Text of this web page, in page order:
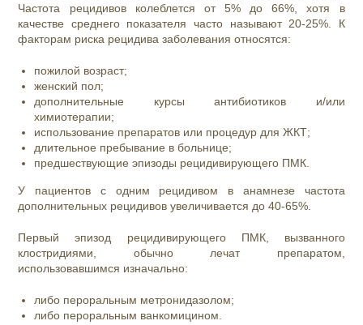
Частота рецидивов колеблется от 5% до 66%, хотя в
качестве среднего показателя часто называют 20-25%. К
факторам риска рецидива заболевания относятся:
пожилой возраст;
женский пол;
дополнительные курсы антибиотиков и/или
химиотерапии;
использование препаратов или процедур для ЖКТ;
длительное пребывание в больнице;
предшествующие эпизоды рецидивирующего ПМК.
У пациентов с одним рецидивом в анамнезе частота
дополнительных рецидивов увеличивается до 40-65%.
Первый эпизод рецидивирующего ПМК, вызванного
клостридиями, обычно лечат препаратом,
использовавшимся изначально:
либо пероральным метронидазолом;
либо пероральным ванкомицином.